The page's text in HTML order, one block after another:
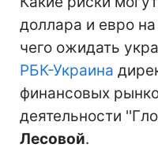
доллара и евро
чего ожидать
РБК-Украина
финансовых
деятельности
Лесовой.